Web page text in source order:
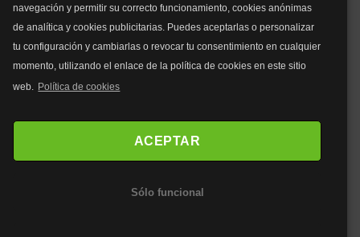
navegación y permitir su correcto funcionamiento, cookies anónimas
de analítica y cookies publicitarias. Puedes aceptarlas o personalizar
tu configuración y cambiarlas o revocar tu consentimiento en cualquier
momento, utilizando el enlace de la política de cookies en este sitio
web. Política de cookies
ACEPTAR
Sólo funcional
y mucho más...